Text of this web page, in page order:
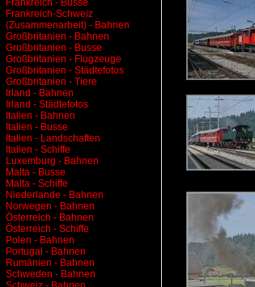
Frankreich - Busse
Frankreich-Schweiz
(Zusammenarbeit) - Bahnen
Großbritanien - Bahnen
Großbritanien - Busse
Großbritanien - Flugzeuge
Großbritanien - Städtefotos
Großbritanien - Tiere
Irland - Bahnen
Irland - Städtefotos
Italien - Bahnen
Italien - Busse
Italien - Landschaften
Italien - Schiffe
Luxemburg - Bahnen
Malta - Busse
Malta - Schiffe
Niederlande - Bahnen
Norwegen - Bahnen
Österreich - Bahnen
Österreich - Schiffe
Polen - Bahnen
Portugal - Bahnen
Rumänien - Bahnen
Schweden - Bahnen